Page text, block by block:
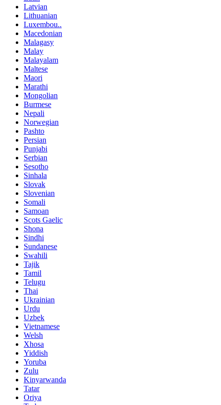
Latvian
Lithuanian
Luxembou..
Macedonian
Malagasy
Malay
Malayalam
Maltese
Maori
Marathi
Mongolian
Burmese
Nepali
Norwegian
Pashto
Persian
Punjabi
Serbian
Sesotho
Sinhala
Slovak
Slovenian
Somali
Samoan
Scots Gaelic
Shona
Sindhi
Sundanese
Swahili
Tajik
Tamil
Telugu
Thai
Ukrainian
Urdu
Uzbek
Vietnamese
Welsh
Xhosa
Yiddish
Yoruba
Zulu
Kinyarwanda
Tatar
Oriya